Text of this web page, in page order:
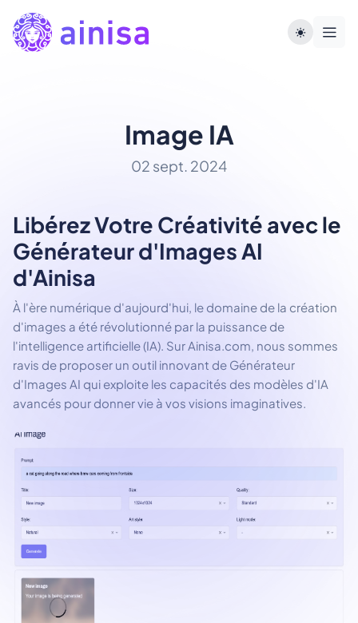
Image IA
02 sept. 2024
Libérez Votre Créativité avec le
Générateur d'Images AI
d'Ainisa
À l'ère numérique d'aujourd'hui, le domaine de la création
d'images a été révolutionné par la puissance de
l'intelligence artificielle (IA). Sur Ainisa.com, nous sommes
ravis de proposer un outil innovant de Générateur
d'Images AI qui exploite les capacités des modèles d'IA
avancés pour donner vie à vos visions imaginatives.